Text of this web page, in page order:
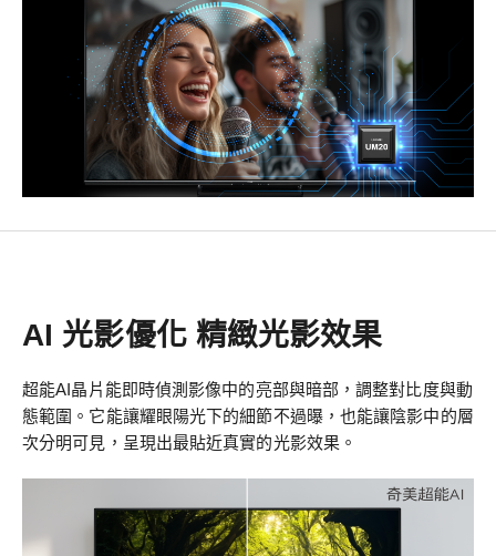
AI 光影優化 精緻光影效果
超能AI晶片能即時偵測影像中的亮部與暗部，調整對比度與動
態範圍。它能讓耀眼陽光下的細節不過曝，也能讓陰影中的層
次分明可見，呈現出最貼近真實的光影效果。